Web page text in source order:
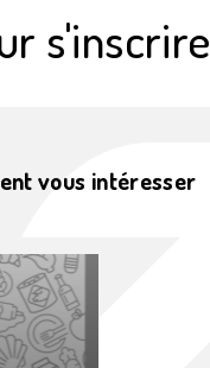
s'inscrire
vous intéresser